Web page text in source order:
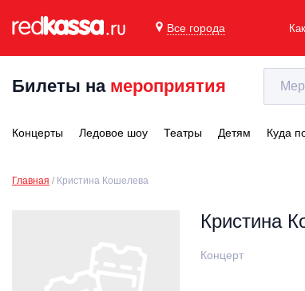
Все города
Билеты на мероприятия
Концерты Ледовое шоу Театры Детям Куда
Главная Кристина Кошелева
Кристина
Концерт